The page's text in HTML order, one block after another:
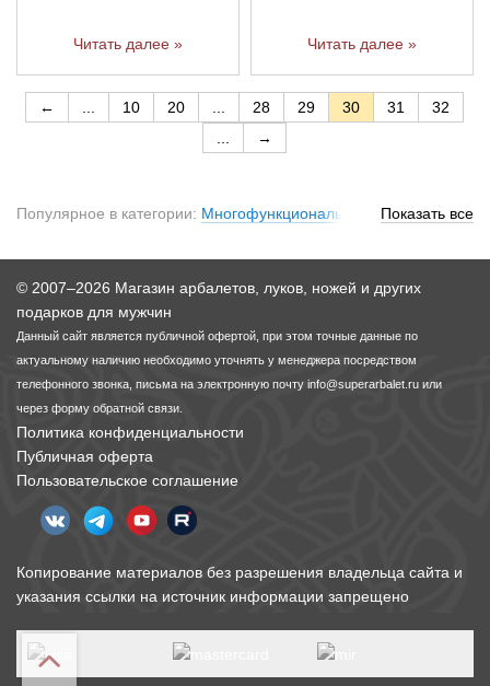
Читать далее » Читать далее »
← 10 20 28 29 30 31
32
→
Популярное в категории: Многофункциональные ножи,
Показать все
© 2007–2026 Магазин арбалетов, луков, ножей и других
подарков для мужчин
Данный сайт является публичной офертой, при этом точные данные по
актуальному наличию необходимо уточнять у менеджера посредством
телефонного звонка, письма на электронную почту info@superarbalet.ru или
через форму обратной связи.
Политика конфиденциальности
Публичная оферта
Пользовательское соглашение
Копирование материалов без разрешения владельца сайта и
указания ссылки на источник информации запрещено